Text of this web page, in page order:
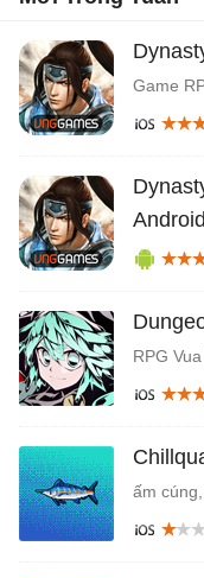
Game
Android
RPG
ấm